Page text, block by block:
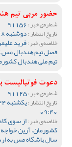
حضور مربی تیم
شماره‌ی خبر :
تاریخ انتشار :دوشنبه 8 تیر ماه 1405 ساعت 09:40
خلاصه‌ی خبر :فرید
فصل تیم هندبال مس
تیم ملی هندبال
دعوت فوتبالیست
شماره‌ی خبر :
تاریخ انتشار :
09:40
خلاصه‌ی خبر :از سوی
سال باشگاه مس به